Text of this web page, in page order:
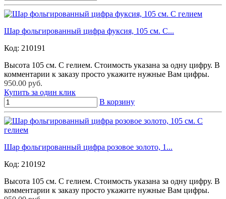
Шар фольгированный цифра фуксия, 105 см. С...
Код: 210191
Высота 105 см. С гелием. Стоимость указана за одну цифру. В
комментарии к заказу просто укажите нужные Вам цифры.
950.00 руб.
Купить за один клик
В корзину
Шар фольгированный цифра розовое золото, 1...
Код: 210192
Высота 105 см. С гелием. Стоимость указана за одну цифру. В
комментарии к заказу просто укажите нужные Вам цифры.